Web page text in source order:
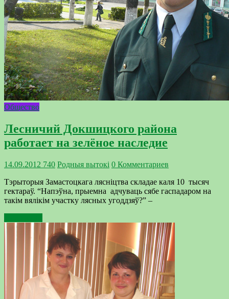
Общество
Лесничий Докшицкого района
работает на зелёное наследие
14.09.2012 740 Родныя вытокi 0 Комментариев
Тэрыторыя Замастоцкага лясніцтва складае каля 10 тысяч
гектараў. “Напэўна, прыемна адчуваць сябе гаспадаром на
такім вялікім участку лясных угоддзяў?” –